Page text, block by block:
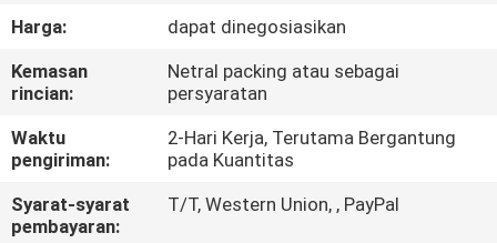
KUALITAS
HUBUNGI
KAMI
PERMINTAAN
Harga:
dapat dinegosiasikan
Kemasan
rincian:
Netral packing atau sebagai
persyaratan
Waktu
pengiriman:
2-Hari Kerja, Terutama Bergantung
pada Kuantitas
Syarat-syarat
pembayaran:
T/T, Western Union, , PayPal